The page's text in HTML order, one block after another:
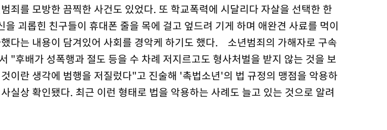
죄를 모방한 끔찍한 사건도 있었다. 또 학교폭력에 시달리다 자살을 선택한 한
을 괴롭힌 친구들이 휴대폰 줄을 목에 걸고 엎드려 기게 하며 애완견 사료를 먹이
다는 내용이 담겨있어 사회를 경악케 하기도 했다. 소년범죄의 가해자로 구속
"후배가 성폭행과 절도 등을 수 차례 저지르고도 형사처벌을 받지 않는 것을 보
이란 생각에 범행을 저질렀다"고 진술해 '촉법소년'의 법 규정의 맹점을 악용하
실상 확인됐다. 최근 이런 형태로 법을 악용하는 사례도 늘고 있는 것으로 알려